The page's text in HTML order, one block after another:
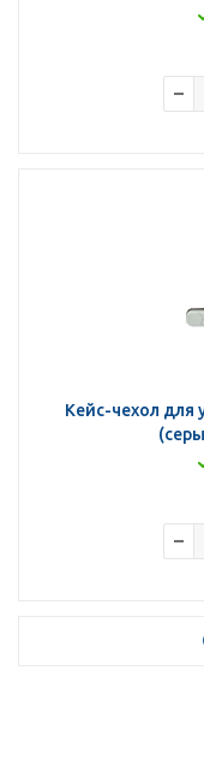
Кейс-чехол для